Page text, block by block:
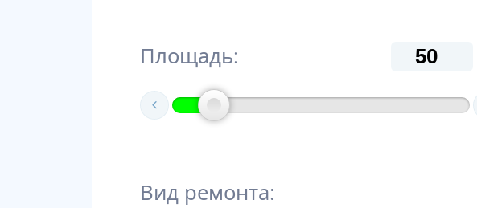
Площадь:
Вид ремонта: